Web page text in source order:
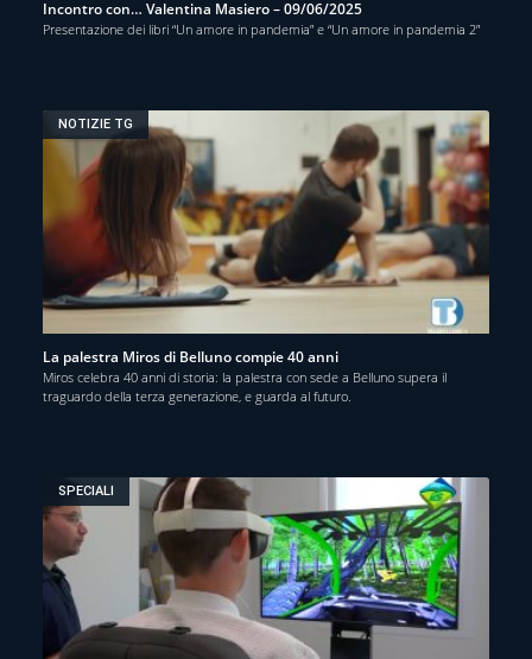
Incontro con… Valentina Masiero – 09/06/2025
Presentazione dei libri “Un amore in pandemia” e “Un amore in pandemia 2”
NOTIZIE TG
La palestra Miros di Belluno compie 40 anni
Miros celebra 40 anni di storia: la palestra con sede a Belluno supera il
traguardo della terza generazione, e guarda al futuro.
SPECIALI